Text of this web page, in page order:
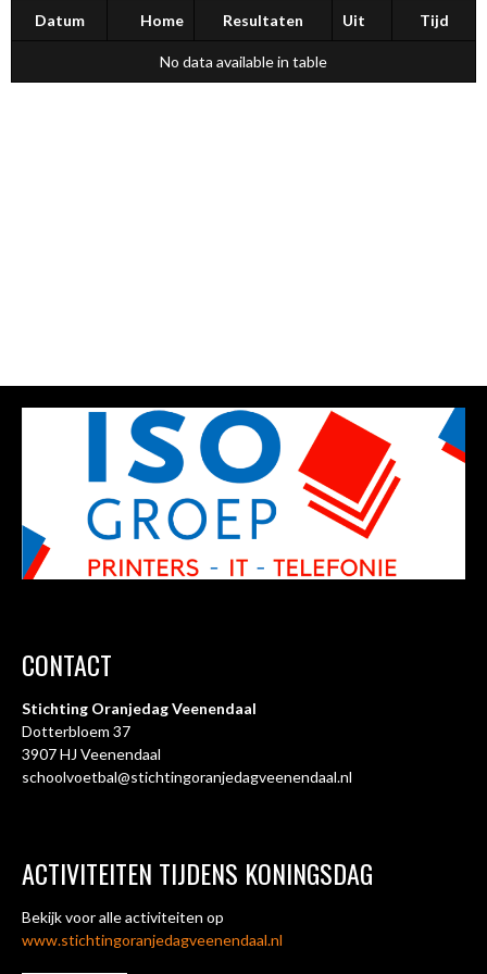
Datum Home Resultaten Uit Tijd
No data available in table
CONTACT
Stichting Oranjedag Veenendaal
Dotterbloem 37
3907 HJ Veenendaal
schoolvoetbal@stichtingoranjedagveenendaal.nl
ACTIVITEITEN TIJDENS KONINGSDAG
Bekijk voor alle activiteiten op
www.stichtingoranjedagveenendaal.nl